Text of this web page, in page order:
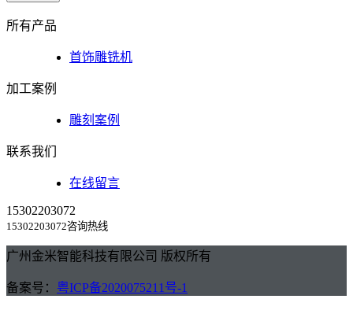
所有产品
首饰雕铣机
加工案例
雕刻案例
联系我们
在线留言
15302203072
15302203072咨询热线
广州金米智能科技有限公司 版权所有
备案号： 粤ICP备2020075211号-1